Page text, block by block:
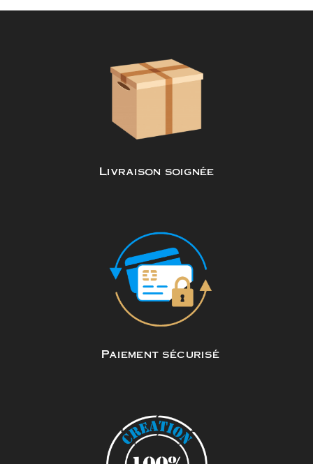
Livraison soignée
Paiement sécurisé